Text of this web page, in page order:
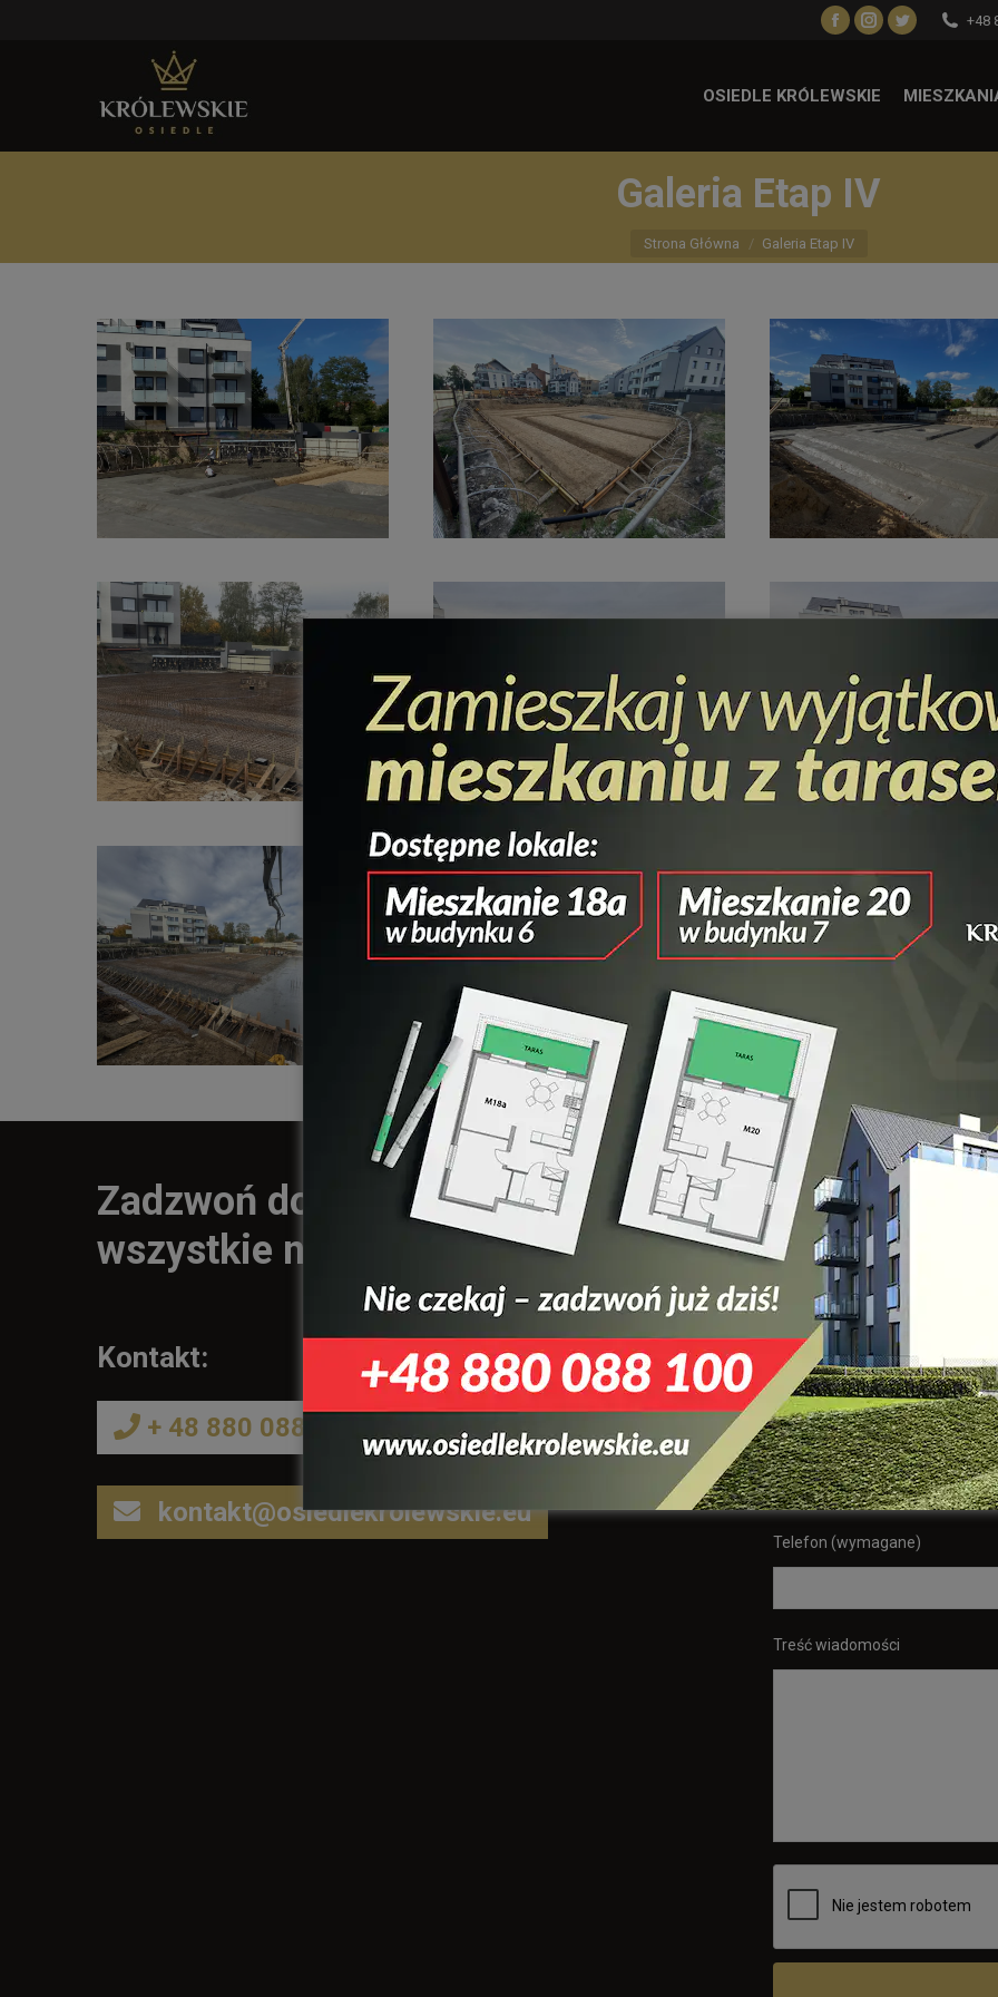
Facebook
opens
new
window
Instagram
opens
new
window
Twitter
opens
new
+48
OSIEDLE KRÓLEWSKIE
Galeria Etap IV
Jesteś tutaj:
Strona Główna Galeria Etap IV
Zadzwoń do nas, a odpowiemy na
wszystkie nurtujące Cię pytania!
Kontakt:
+ 48 880 088 100
kontakt@osiedlekrolewskie.eu
Formularz
Imię i nazwisko (wymagane)
Adres email (wymagane)
Temat
Telefon (wymagane)
Treść wiadomości